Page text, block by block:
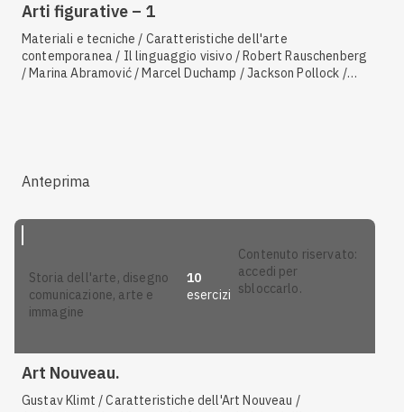
Arti figurative – 1
Materiali e tecniche / Caratteristiche dell'arte
contemporanea / Il linguaggio visivo / Robert Rauschenberg
/ Marina Abramović / Marcel Duchamp / Jackson Pollock /
Anteprima
storia dell'arte, disegno
comunicazione, arte e
immagine
10
esercizi
contenuto riservato:
accedi per
sbloccarlo.
Art Nouveau.
Gustav Klimt / Caratteristiche dell'Art Nouveau /